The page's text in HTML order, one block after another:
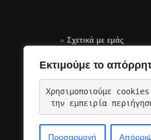
Εκτιμούμε το
Χρησιμοποιούμε
την εμπειρία
Προσαρμογή
Σχετικά με εμάς
Τρόποι Πληρωμής
Όροι Χρήσης Σελίδας-
Επικοινωνια